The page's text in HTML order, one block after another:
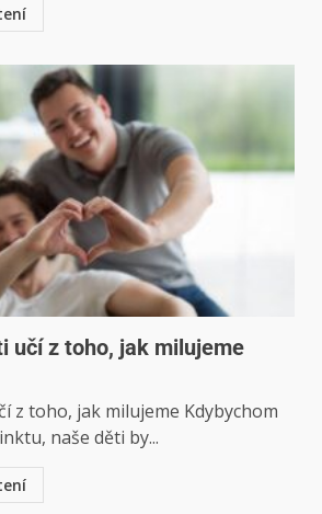
učí z toho, jak milujeme
z toho, jak milujeme Kdybychom
naše děti by...